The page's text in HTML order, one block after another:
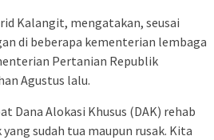
Kalangit, mengatakan, seusai
di beberapa kementerian lembaga
Pertanian Republik
Agustus lalu.
Dana Alokasi Khusus (DAK) rehab
sudah tua maupun rusak. Kita